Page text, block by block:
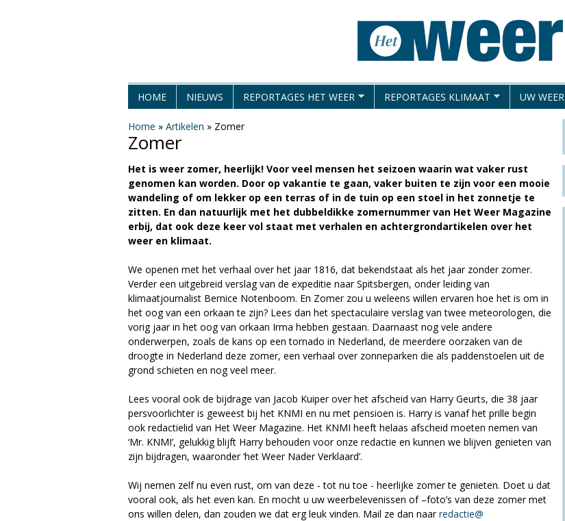
naar
algemene
inhoud
H
e
t
W
e
e
r
M
a
g
a
z
i
n
e
HOME NIEUWS REPORTAGES HET WEER REPORTAGES KLIMAAT UW WEER
Home » Artikelen » Zomer
Zomer
Het is weer zomer, heerlijk! Voor veel mensen het seizoen waarin wat vaker rust
genomen kan worden. Door op vakantie te gaan, vaker buiten te zijn voor een mooie
wandeling of om lekker op een terras of in de tuin op een stoel in het zonnetje te
zitten. En dan natuurlijk met het dubbeldikke zomernummer van Het Weer Magazine
erbij, dat ook deze keer vol staat met verhalen en achtergrondartikelen over het
weer en klimaat.
We openen met het verhaal over het jaar 1816, dat bekendstaat als het jaar zonder zomer.
Verder een uitgebreid verslag van de expeditie naar Spitsbergen, onder leiding van
klimaatjournalist Bernice Notenboom. En Zomer zou u weleens willen ervaren hoe het is om in
het oog van een orkaan te zijn? Lees dan het spectaculaire verslag van twee meteorologen, die
vorig jaar in het oog van orkaan Irma hebben gestaan. Daarnaast nog vele andere
onderwerpen, zoals de kans op een tornado in Nederland, de meerdere oorzaken van de
droogte in Nederland deze zomer, een verhaal over zonneparken die als paddenstoelen uit de
grond schieten en nog veel meer.
Lees vooral ook de bijdrage van Jacob Kuiper over het afscheid van Harry Geurts, die 38 jaar
persvoorlichter is geweest bij het KNMI en nu met pensioen is. Harry is vanaf het prille begin
ook redactielid van Het Weer Magazine. Het KNMI heeft helaas afscheid moeten nemen van
‘Mr. KNMI’, gelukkig blijft Harry behouden voor onze redactie en kunnen we blijven genieten van
zijn bijdragen, waaronder ‘het Weer Nader Verklaard’.
Wij nemen zelf nu even rust, om van deze - tot nu toe - heerlijke zomer te genieten. Doet u dat
vooral ook, als het even kan. En mocht u uw weerbelevenissen of –foto’s van deze zomer met
ons willen delen, dan zouden we dat erg leuk vinden. Mail ze dan naarredactie@